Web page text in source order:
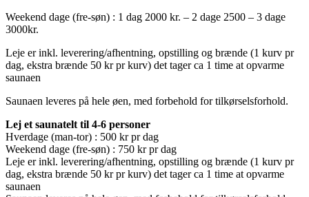
Weekend dage (fre-søn) : 1 dag 2000 kr. – 2 dage 2500 – 3 dage
3000kr.
Leje er inkl. leverering/afhentning, opstilling og brænde (1 kurv pr
dag, ekstra brænde 50 kr pr kurv) det tager ca 1 time at opvarme
saunaen
Saunaen leveres på hele øen, med forbehold for tilkørselsforhold.
Lej et saunatelt til 4-6 personer
Hverdage (man-tor) : 500 kr pr dag
Weekend dage (fre-søn) : 750 kr pr dag
Leje er inkl. leverering/afhentning, opstilling og brænde (1 kurv pr
dag, ekstra brænde 50 kr pr kurv) det tager ca 1 time at opvarme
saunaen